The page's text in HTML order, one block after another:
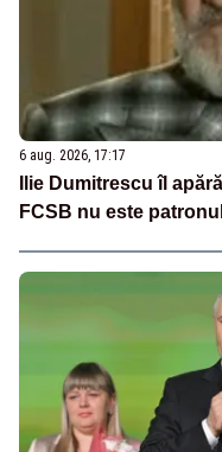
6 aug. 2026, 17:17
Ilie Dumitrescu îl
FCSB nu este